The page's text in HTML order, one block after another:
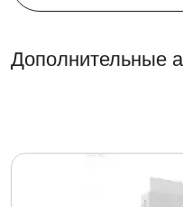
Дополнительные